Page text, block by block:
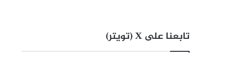
تابعنا على X (تويتر)